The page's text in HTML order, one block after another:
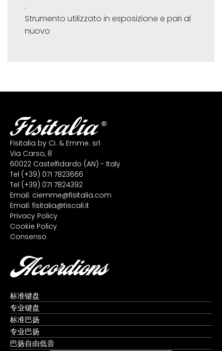
.
Strumento utilizzato in esposizione e pari al
nuovo
Fisitalia by Ci. & Emme. srl
Via Carso, 8
60022 Castelfidardo (AN) - Italy
Tel (+39) 071 7823666
Tel (+39) 071 7824392
Email: ciemme@fisitalia.com
Email: fisitalia@tiscali.it
Privacy Policy
Cookie Policy
Consenso
Accordions
标准键盘
专业键盘
标准巴扬
专业巴扬
巴扬自由低音